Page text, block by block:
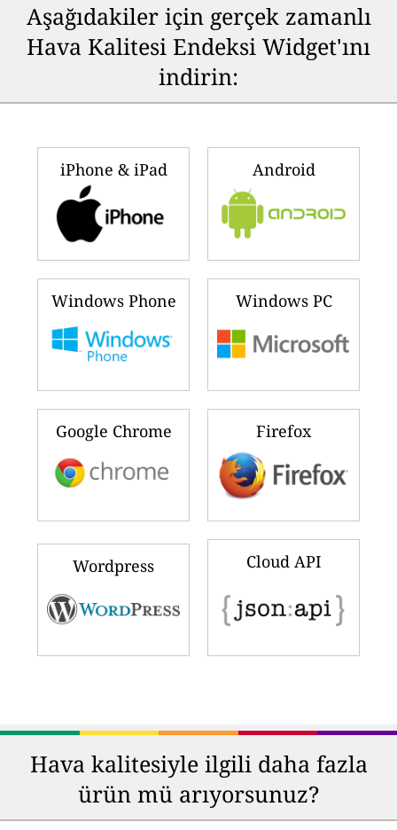
Aşağıdakiler için gerçek zamanlı
Hava Kalitesi Endeksi Widget'ını
indirin:
iPhone & iPad Android
Windows Phone Windows PC
Google Chrome Firefox
Wordpress Cloud API
Hava kalitesiyle ilgili daha fazla
ürün mü arıyorsunuz?